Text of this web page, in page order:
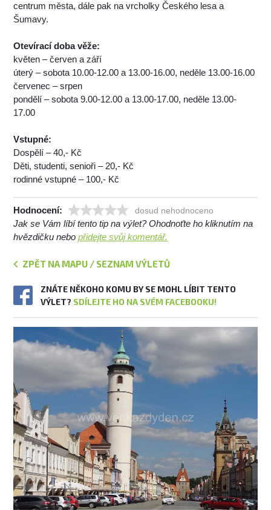
centrum města, dále pak na vrcholky Českého lesa a
Šumavy.
Otevírací doba věže:
květen – červen a září
úterý – sobota 10.00-12.00 a 13.00-16.00, neděle 13.00-16.00
červenec – srpen
pondělí – sobota 9.00-12.00 a 13.00-17.00, neděle 13.00-
17.00
Vstupné:
Dospělí – 40,- Kč
Děti, studenti, senioři – 20,- Kč
rodinné vstupné – 100,- Kč
Hodnocení: dosud nehodnoceno
Jak se Vám líbí tento tip na výlet? Ohodnoťte ho kliknutím na
hvězdičku nebopřidejte svůj komentář.
ZPĚT NA MAPU / SEZNAM VÝLETŮ
ZNÁTE NĚKOHO KOMU BY SE MOHL LÍBIT TENTO
VÝLET? SDÍLEJTE HO NA SVÉM FACEBOOKU!